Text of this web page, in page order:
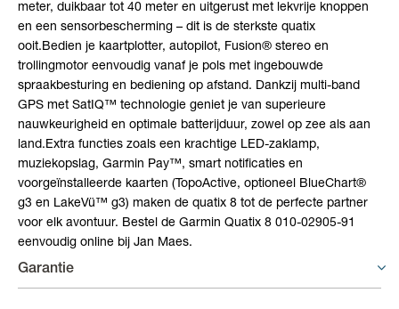
meter, duikbaar tot 40 meter en uitgerust met lekvrije knoppen
en een sensorbescherming – dit is de sterkste quatix
ooit.Bedien je kaartplotter, autopilot, Fusion® stereo en
trollingmotor eenvoudig vanaf je pols met ingebouwde
spraakbesturing en bediening op afstand. Dankzij multi-band
GPS met SatIQ™ technologie geniet je van superieure
nauwkeurigheid en optimale batterijduur, zowel op zee als aan
land.Extra functies zoals een krachtige LED-zaklamp,
muziekopslag, Garmin Pay™, smart notificaties en
voorgeïnstalleerde kaarten (TopoActive, optioneel BlueChart®
g3 en LakeVü™ g3) maken de quatix 8 tot de perfecte partner
voor elk avontuur. Bestel de Garmin Quatix 8 010-02905-91
eenvoudig online bij Jan Maes.
Garantie